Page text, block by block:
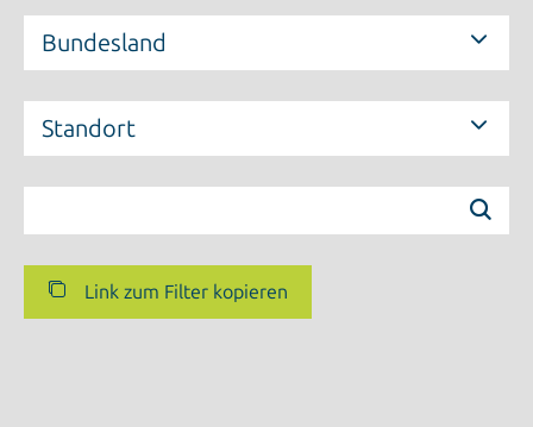
Bundesland
Standort
Link zum Filter kopieren